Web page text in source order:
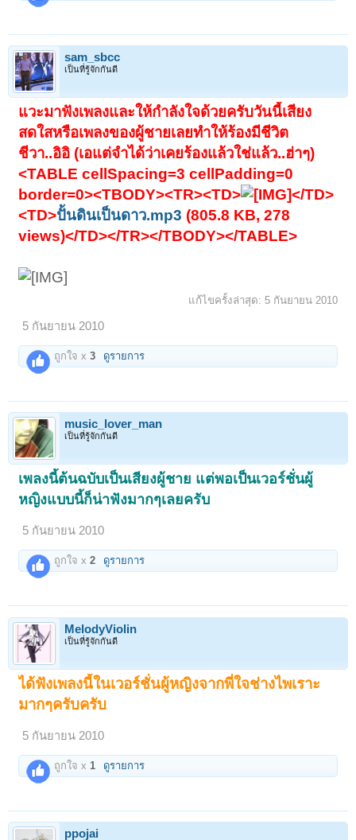
sam_sbcc
เป็นที่รู้จักกันดี
แวะมาฟังเพลงและให้กำลังใจด้วยครับวันนี้เสียง
สดใสหรือเพลงของผู้ชายเลยทำให้ร้องมีชีวิต
ชีวา..อิอิ (เอแต่จำได้ว่าเคยร้องแล้วใช่แล้ว..ฮ่าๆ)
<TABLE cellSpacing=3 cellPadding=0
border=0><TBODY><TR><TD>
</TD>
<TD>ปั้นดินเป็นดาว.mp3 (805.8 KB, 278
views)</TD></TR></TBODY></TABLE>
แก้ไขครั้งล่าสุด: 5 กันยายน 2010
5 กันยายน 2010
ถูกใจ x3 ดูรายการ
music_lover_man
เป็นที่รู้จักกันดี
เพลงนี้ต้นฉบับเป็นเสียงผู้ชาย แต่พอเป็นเวอร์ชั่นผู้
หญิงแบบนี้ก็น่าฟังมากๆเลยครับ
5 กันยายน 2010
ถูกใจ x2 ดูรายการ
MelodyViolin
เป็นที่รู้จักกันดี
ได้ฟังเพลงนี้ในเวอร์ชั่นผู้หญิงจากพี่ใจช่างไพเราะ
มากๆครับครับ
5 กันยายน 2010
ถูกใจ x 1 ดูรายการ
ppojai